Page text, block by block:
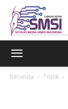
Beranda Topik